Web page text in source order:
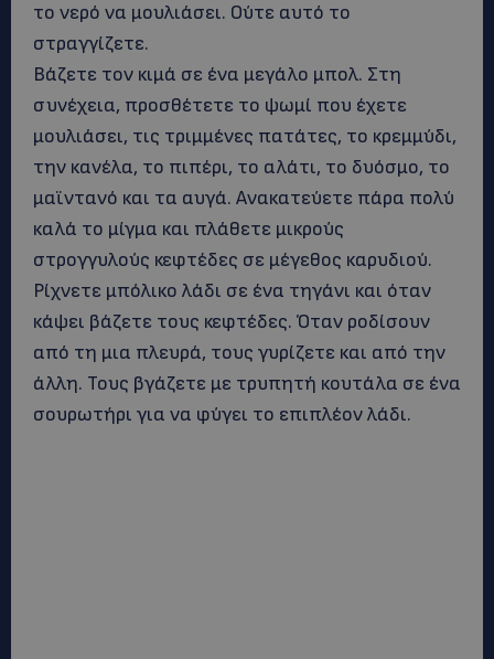
το νερό να μουλιάσει. Ούτε αυτό το
στραγγίζετε.
Βάζετε τον κιμά σε ένα μεγάλο μπολ. Στη
συνέχεια, προσθέτετε το ψωμί που έχετε
μουλιάσει, τις τριμμένες πατάτες, το κρεμμύδι,
την κανέλα, το πιπέρι, το αλάτι, το δυόσμο, το
μαϊντανό και τα αυγά. Ανακατεύετε πάρα πολύ
καλά το μίγμα και πλάθετε μικρούς
στρογγυλούς κεφτέδες σε μέγεθος καρυδιού.
Ρίχνετε μπόλικο λάδι σε ένα τηγάνι και όταν
κάψει βάζετε τους κεφτέδες. Όταν ροδίσουν
από τη μια πλευρά, τους γυρίζετε και από την
άλλη. Τους βγάζετε με τρυπητή κουτάλα σε ένα
σουρωτήρι για να φύγει το επιπλέον λάδι.